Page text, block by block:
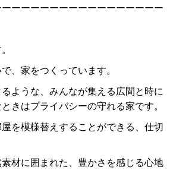
ーーーーーーーーーーーーーーーー
、 家をつくっています。
ような、みんなが集える広間と時に
きはプライバシーの守れる家です。
を模様替えすることができる、仕切
材に囲まれた、豊かさを感じる心地